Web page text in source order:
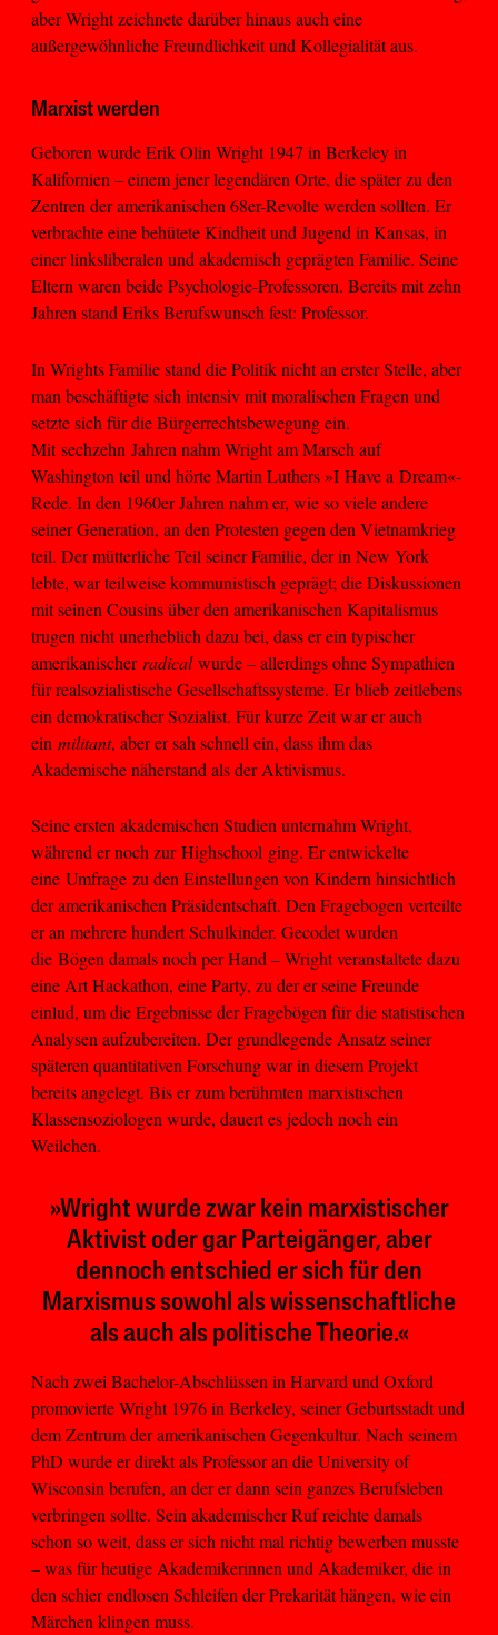
aber Wright zeichnete darüber hinaus auch eine
außergewöhnliche Freundlichkeit und Kollegialität aus.
Marxist werden
Geboren wurde Erik Olin Wright 1947 in Berkeley in
Kalifornien – einem jener legendären Orte, die später zu den
Zentren der amerikanischen 68er-Revolte werden sollten. Er
verbrachte eine behütete Kindheit und Jugend in Kansas, in
einer linksliberalen und akademisch geprägten Familie. Seine
Eltern waren beide Psychologie-Professoren. Bereits mit zehn
Jahren stand Eriks Berufswunsch fest: Professor.
In Wrights Familie stand die Politik nicht an erster Stelle, aber
man beschäftigte sich intensiv mit moralischen Fragen und
setzte sich für die Bürgerrechtsbewegung ein.
Mit sechzehn Jahren nahm Wright am Marsch auf
Washington teil und hörte Martin Luthers »I Have a Dream«-
Rede. In den 1960er Jahren nahm er, wie so viele andere
seiner Generation, an den Protesten gegen den Vietnamkrieg
teil. Der mütterliche Teil seiner Familie, der in New York
lebte, war teilweise kommunistisch geprägt; die Diskussionen
mit seinen Cousins über den amerikanischen Kapitalismus
trugen nicht unerheblich dazu bei, dass er ein typischer
amerikanischer radicalwurde – allerdings ohne Sympathien
für realsozialistische Gesellschaftssysteme. Er blieb zeitlebens
ein demokratischer Sozialist. Für kurze Zeit war er auch
ein militant, aber er sah schnell ein, dass ihm das
Akademische näherstand als der Aktivismus.
Seine ersten akademischen Studien unternahm Wright,
während er noch zur Highschool ging. Er entwickelte
eine Umfrage zu den Einstellungen von Kindern hinsichtlich
der amerikanischen Präsidentschaft. Den Fragebogen verteilte
er an mehrere hundert Schulkinder. Gecodet wurden
die Bögen damals noch per Hand – Wright veranstaltete dazu
eine Art Hackathon, eine Party, zu der er seine Freunde
einlud, um die Ergebnisse der Fragebögen für die statistischen
Analysen aufzubereiten. Der grundlegende Ansatz seiner
späteren quantitativen Forschung war in diesem Projekt
bereits angelegt. Bis er zum berühmten marxistischen
Klassensoziologen wurde, dauert es jedoch noch ein
Weilchen.
»Wright wurde zwar kein marxistischer
Aktivist oder gar Parteigänger, aber
dennoch entschied er sich für den
Marxismus sowohl als wissenschaftliche
als auch als politische Theorie.«
Nach zwei Bachelor-Abschlüssen in Harvard und Oxford
promovierte Wright 1976 in Berkeley, seiner Geburtsstadt und
dem Zentrum der amerikanischen Gegenkultur. Nach seinem
PhD wurde er direkt als Professor an die University of
Wisconsin berufen, an der er dann sein ganzes Berufsleben
verbringen sollte. Sein akademischer Ruf reichte damals
schon so weit, dass er sich nicht mal richtig bewerben musste
– was für heutige Akademikerinnen und Akademiker, die in
den schier endlosen Schleifen der Prekarität hängen, wie ein
Märchen klingen muss.